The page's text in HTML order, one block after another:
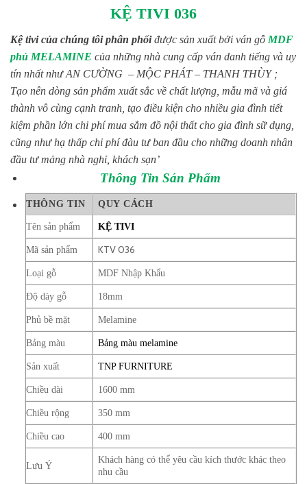
KỆ TIVI 036
Kệ tivi của chúng tôi phân phốiđược sản xuất bởi ván gỗ MDF
phủ MELAMINE của những nhà cung cấp ván danh tiếng và uy
tín nhất như AN CƯỜNG – MỘC PHÁT – THANH THÙY ;
Tạo nên dòng sản phẩm xuất sắc về chất lượng, mẫu mã và giá
thành vô cùng cạnh tranh, tạo điều kiện cho nhiều gia đình tiết
kiệm phần lớn chi phí mua sắm đồ nội thất cho gia đình sữ dụng,
cũng như hạ thấp chi phí đàu tư ban đầu cho những doanh nhân
đầu tư mảng nhà nghỉ, khách sạn’
Thông TinSản Phẩm
THÔNG TIN QUY CÁCH
Tên sản phẩm KỆ TIVI
Mã sản phẩm KTV 036
Loại gỗ MDF Nhập Khẩu
Độ dày gỗ 18mm
Phủ bề mặt Melamine
Bảng màu Bảng màu melamine
Sản xuất TNP FURNITURE
Chiều dài 1600 mm
Chiều rộng 350 mm
Chiều cao 400 mm
Lưu Ý
Khách hàng có thể yêu cầu kích thước khác theo
nhu cầu